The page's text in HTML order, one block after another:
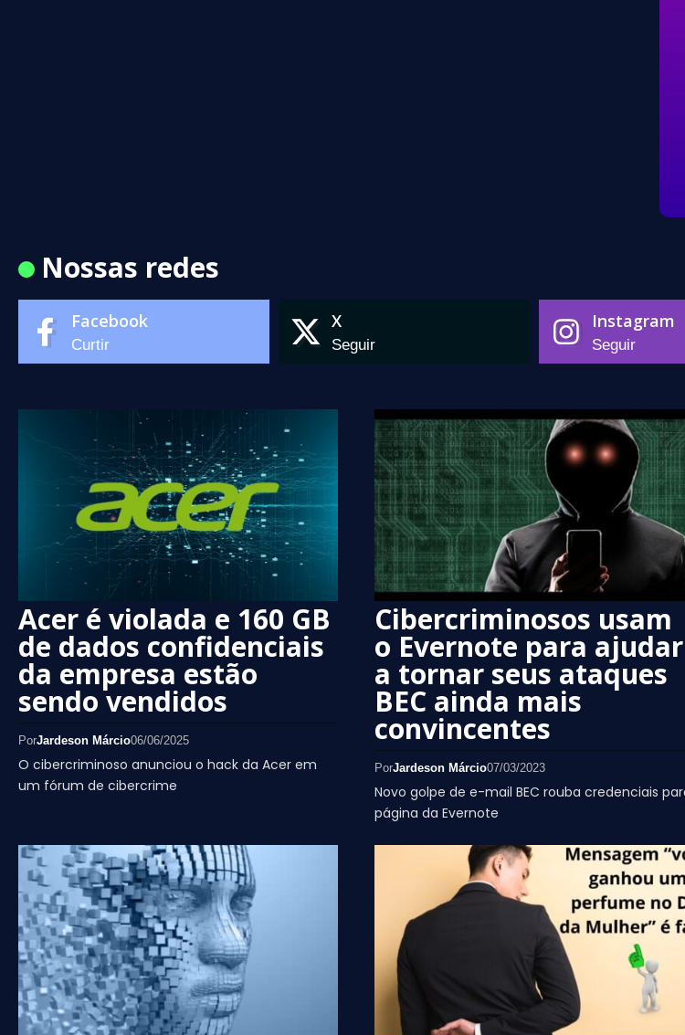
Nossas redes
Facebook
Curtir
X
Seguir
Instagram
Seguir
Acer é violada e 160 GB
de dados confidenciais
da empresa estão
sendo vendidos
PorJardeson Márcio06/06/2025
O cibercriminoso anunciou o hack da Acer em
um fórum de cibercrime
Cibercriminosos usam
o Evernote para ajudar
a tornar seus ataques
BEC ainda mais
convincentes
PorJardeson Márcio07/03/2023
Novo golpe de e-mail BEC rouba credenciais
página da Evernote